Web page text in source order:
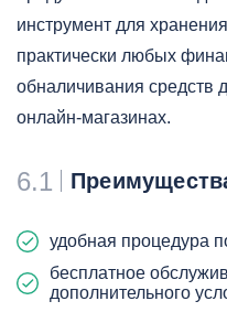
инструмент для
практически любых
обналичивания средств
онлайн-магазинах.
6.1
удобная процедура
бесплатное
дополнительного